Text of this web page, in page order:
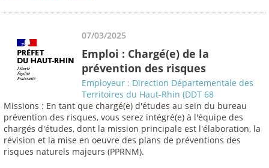
07/03/2025
Emploi : Chargé(e) de la
prévention des risques
Employeur : Direction Départementale des
Territoires du Haut-Rhin (DDT 68
Missions : En tant que chargé(e) d'études au sein du bureau
prévention des risques, vous serez intégré(e) à l'équipe des
chargés d'études, dont la mission principale est l'élaboration, la
révision et la mise en oeuvre des plans de préventions des
risques naturels majeurs (PPRNM).